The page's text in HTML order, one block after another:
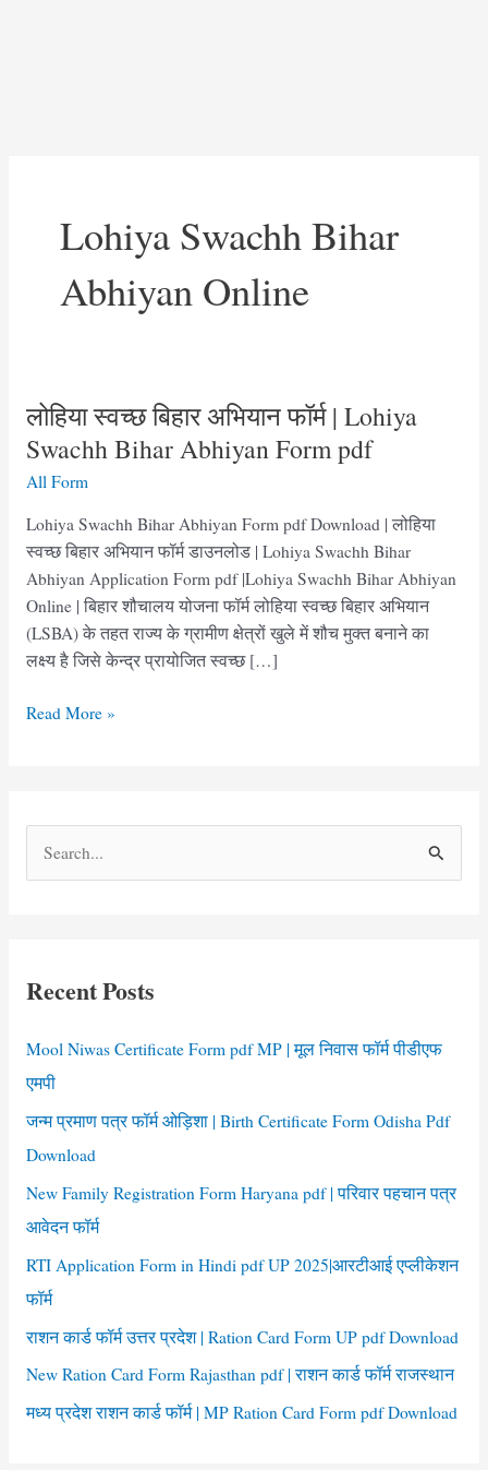
Lohiya Swachh Bihar
Abhiyan Online
लोहिया स्‍वच्‍छ बिहार अभियान फॉर्म | Lohiya
Swachh Bihar Abhiyan Form pdf
All Form
Lohiya Swachh Bihar Abhiyan Form pdf Download | लोहिया
स्‍वच्‍छ बिहार अभियान फॉर्म डाउनलोड | Lohiya Swachh Bihar
Abhiyan Application Form pdf |Lohiya Swachh Bihar Abhiyan
Online | बिहार शौचालय योजना फॉर्म लोहिया स्‍वच्‍छ बिहार अभियान
(LSBA) के तहत राज्‍य के ग्रामीण क्षेत्रों खुले में शौच मुक्‍त बनाने का
लक्ष्‍य है जिसे केन्‍द्र प्रायोजित स्‍वच्‍छ […]
लोहिया
फॉर्म
Lohiya
Form
Read More »
f
o
:
Recent Posts
Mool Niwas Certificate Form pdf MP | मूल निवास फॉर्म पीडीएफ
एमपी
जन्म प्रमाण पत्र फॉर्म ओड़िशा | Birth Certificate Form Odisha Pdf
Download
New Family Registration Form Haryana pdf | परिवार पहचान पत्र
आवेदन फॉर्म
RTI Application Form in Hindi pdf UP 2025|आरटीआई एप्लीकेशन
फॉर्म
राशन कार्ड फॉर्म उत्तर प्रदेश | Ration Card Form UP pdf Download
New Ration Card Form Rajasthan pdf | राशन कार्ड फॉर्म राजस्थान
मध्य प्रदेश राशन कार्ड फॉर्म | MP Ration Card Form pdf Download